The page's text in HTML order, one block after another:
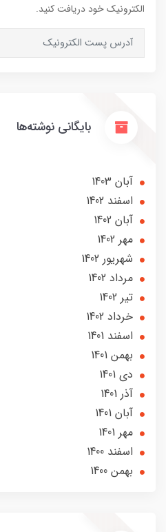
الکترونیک خود دریافت کنید.
بایگانی نوشته‌ها
آبان 1403
اسفند 1402
آبان 1402
مهر 1402
شهریور 1402
مرداد 1402
تير 1402
خرداد 1402
اسفند 1401
بهمن 1401
دی 1401
آذر 1401
آبان 1401
مهر 1401
اسفند 1400
بهمن 1400